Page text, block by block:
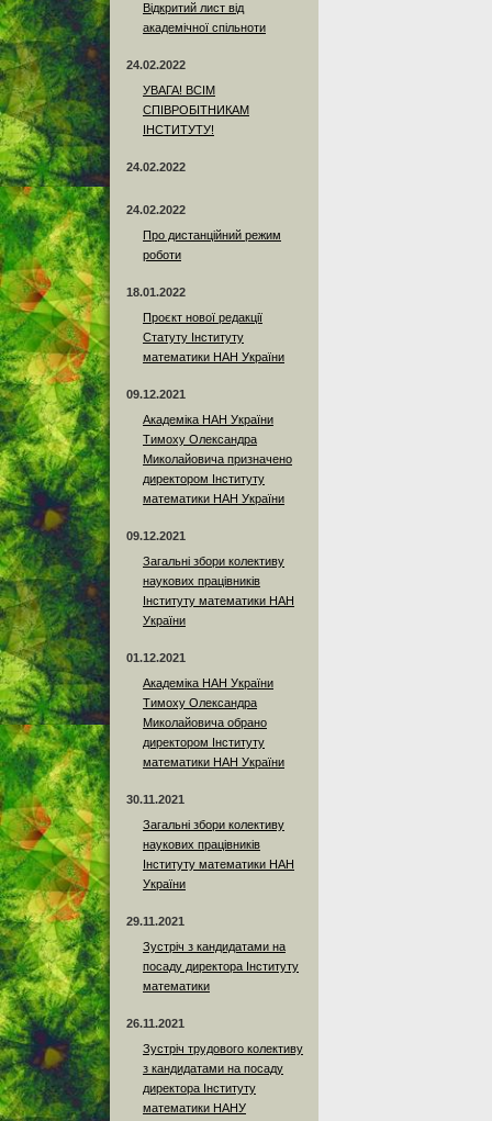
Відкритий лист від
академічної спільноти
24.02.2022
УВАГА! ВСІМ
СПІВРОБІТНИКАМ
ІНСТИТУТУ!
24.02.2022
24.02.2022
Про дистанційний режим
роботи
18.01.2022
Проєкт нової редакції
Статуту Інституту
математики НАН України
09.12.2021
Академіка НАН України
Тимоху Олександра
Миколайовича призначено
директором Інституту
математики НАН України
09.12.2021
Загальні збори колективу
наукових працівників
Інституту математики НАН
України
01.12.2021
Академіка НАН України
Тимоху Олександра
Миколайовича обрано
директором Інституту
математики НАН України
30.11.2021
Загальні збори колективу
наукових працівників
Інституту математики НАН
України
29.11.2021
Зустріч з кандидатами на
посаду директора Інституту
математики
26.11.2021
Зустріч трудового колективу
з кандидатами на посаду
директора Інституту
математики НАНУ